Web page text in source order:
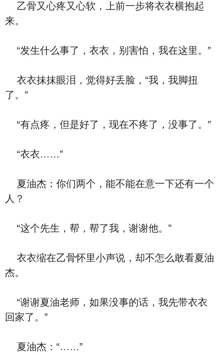
乙骨又心疼又心软，上前一步将衣衣横抱起
来。
“发生什么事了，衣衣，别害怕，我在这里。”
衣衣抹抹眼泪，觉得好丢脸，“我，我脚扭
了。”
“有点疼，但是好了，现在不疼了，没事了。”
“衣衣……”
夏油杰：你们两个，能不能在意一下还有一个
人？
“这个先生，帮，帮了我，谢谢他。”
衣衣缩在乙骨怀里小声说，却不怎么敢看夏油
杰。
“谢谢夏油老师，如果没事的话，我先带衣衣
回家了。”
夏油杰：“……”